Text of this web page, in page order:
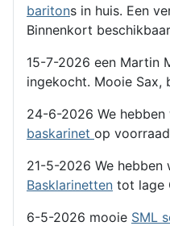
baritons in huis. Een
Binnenkort
15-7-2026 een Martin
ingekocht. Mooie Sax,
24-6-2026 We hebben
baskarinet op
21-5-2026 We hebben
Basklarinetten tot lage
6-5-2026 mooie SML